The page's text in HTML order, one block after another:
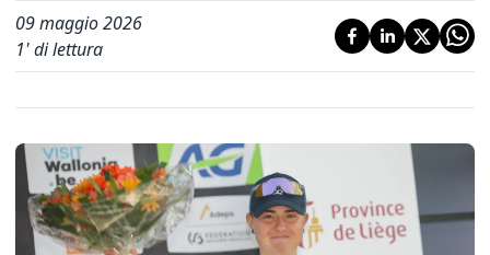
09 maggio 2026
1' di lettura